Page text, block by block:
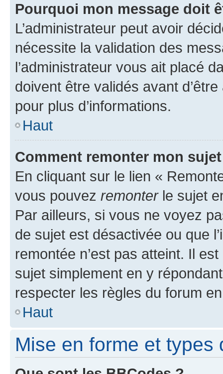
Pourquoi mon message doit
L’administrateur peut avoir
nécessite la validation des
l’administrateur vous ait placé
doivent être validés avant
pour plus d’informations.
Haut
Comment remonter mon
En cliquant sur le lien «
vous pouvez remonterle sujet
Par ailleurs, si vous ne voyez
de sujet est désactivée ou que
remontée n’est pas atteint. Il
sujet simplement en y
respecter les règles du forum
Haut
Mise en forme et types